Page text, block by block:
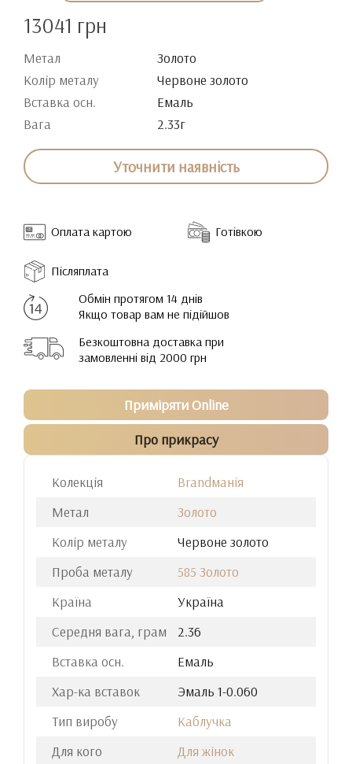
13041 грн
Метал
Золото
Колір металу
Червоне золото
Вставка осн.
Емаль
Вага
2.33г
Уточнити наявність
Оплата картою Готівкою
Післяплата
Обмін протягом 14 днів
Якщо товар вам не підійшов
Безкоштовна доставка при
замовленні від 2000 грн
Приміряти Online
Про прикрасу
Колекція
Brandманія
Метал
Золото
Колір металу
Червоне золото
Проба металу
585 Золото
Країна
Україна
Середня вага, грам
2.36
Вставка осн.
Емаль
Хар-ка вставок
Эмаль 1-0.060
Тип виробу
Каблучка
Для кого
Для жінок